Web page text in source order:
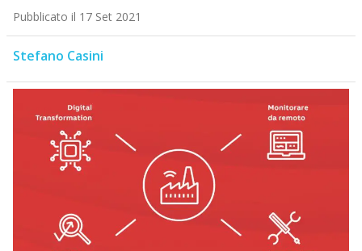
Pubblicato il 17 Set 2021
Stefano Casini